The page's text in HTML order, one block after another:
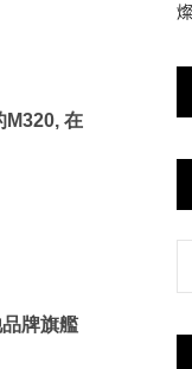
M320, 在
牌旗艦